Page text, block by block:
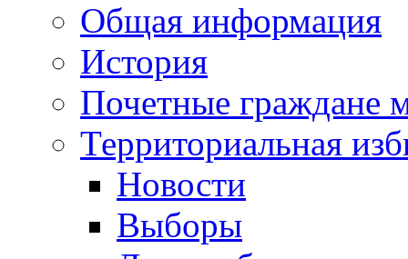
Общая информация
История
Почетные граждане
Территориальная
Новости
Выборы